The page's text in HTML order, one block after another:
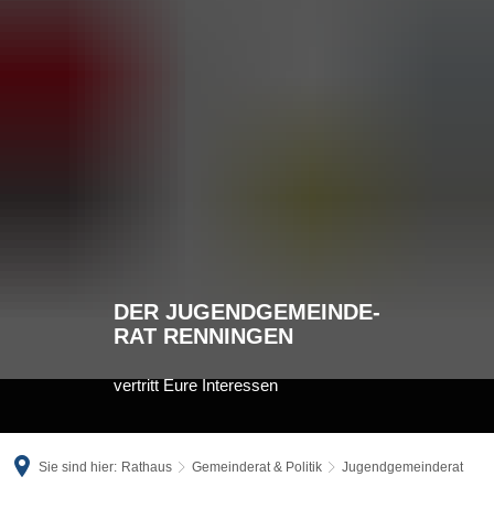
DER JUGENDGEMEINDE-
RAT RENNINGEN
vertritt Eure Interessen
Sie sind hier: Rathaus Gemeinderat & Politik Jugendgemeinderat